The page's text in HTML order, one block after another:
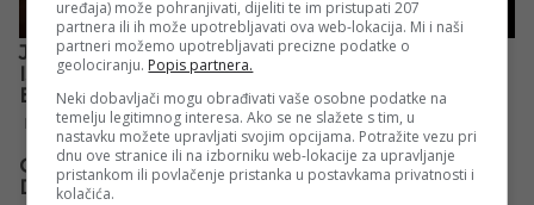
uređaja) može pohranjivati, dijeliti te im pristupati 207
partnera ili ih može upotrebljavati ova web-lokacija. Mi i naši
partneri možemo upotrebljavati precizne podatke o
geolociranju. Popis partnera.
Neki dobavljači mogu obrađivati vaše osobne podatke na
temelju legitimnog interesa. Ako se ne slažete s tim, u
nastavku možete upravljati svojim opcijama. Potražite vezu pri
dnu ove stranice ili na izborniku web-lokacije za upravljanje
pristankom ili povlačenje pristanka u postavkama privatnosti i
kolačića.